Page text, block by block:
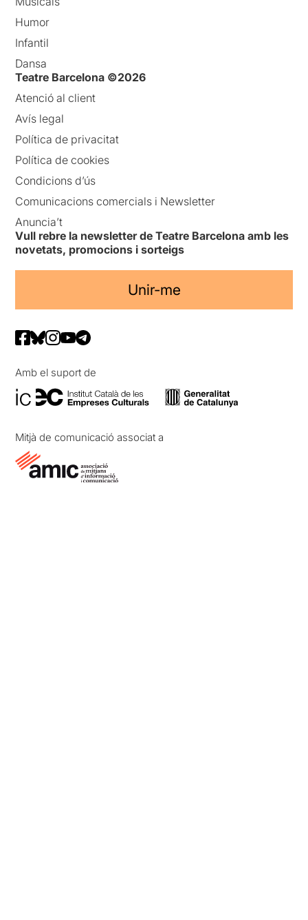
Humor
Infantil
Dansa
Teatre Barcelona ©2026
Atenció al client
Avís legal
Política de privacitat
Política de cookies
Condicions d’ús
Comunicacions comercials i Newsletter
Anuncia’t
Vull rebre la newsletter de Teatre Barcelona amb les
novetats, promocions i sorteigs
Unir-me
Amb el suport de
Mitjà de comunicació associat a